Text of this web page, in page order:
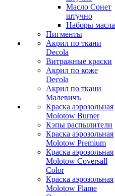
Масло Сонет
штучно
Наборы масла
Пигменты
Акрил по ткани
Decola
Витражные краски
Акрил по коже
Decola
Акрил по ткани
Малевичъ
Краска аэрозольная
Molotow Burner
Кэпы распылители
Краска аэрозольная
Molotow Premium
Краска аэрозольная
Molotow Coversall
Color
Краска аэрозольная
Molotow Flame